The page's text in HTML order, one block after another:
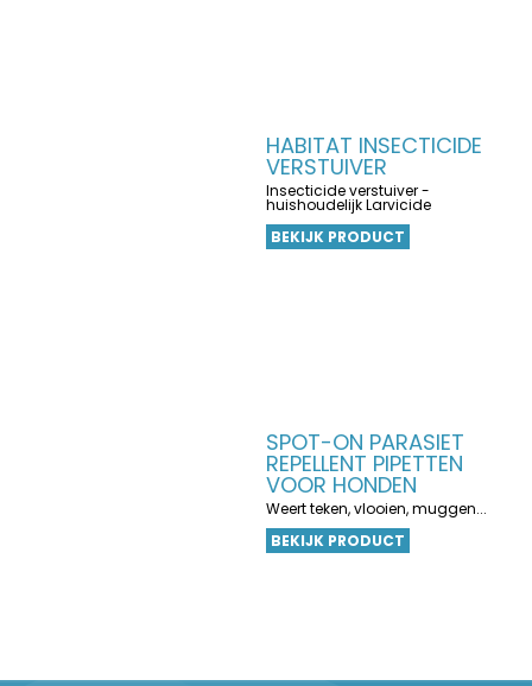
HABITAT INSECTICIDE
VERSTUIVER
Insecticide verstuiver -
huishoudelijk Larvicide
BEKIJK PRODUCT
SPOT-ON PARASIET
REPELLENT PIPETTEN
VOOR HONDEN
Weert teken, vlooien, muggen...
BEKIJK PRODUCT